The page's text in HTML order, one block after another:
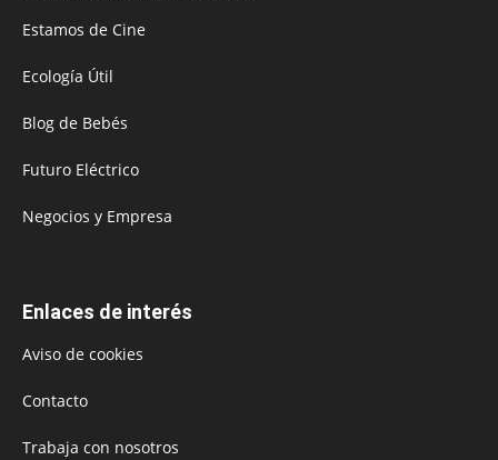
Estamos de Cine
Ecología Útil
Blog de Bebés
Futuro Eléctrico
Negocios y Empresa
Enlaces de interés
Aviso de cookies
Contacto
Trabaja con nosotros